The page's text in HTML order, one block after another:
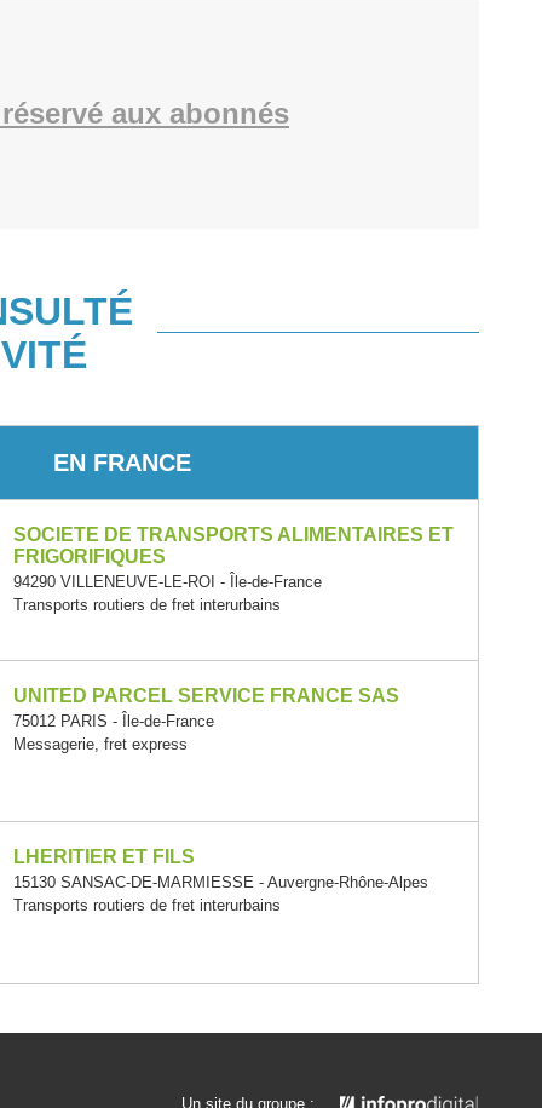
aux abonnés
EN FRANCE
SOCIETE DE TRANSPORTS ALIMENTAIRES ET
FRIGORIFIQUES
94290 VILLENEUVE-LE-ROI - Île-de-France
Transports routiers de fret interurbains
UNITED PARCEL SERVICE FRANCE SAS
75012 PARIS - Île-de-France
Messagerie, fret express
LHERITIER ET FILS
15130 SANSAC-DE-MARMIESSE - Auvergne-Rhône-Alpes
Transports routiers de fret interurbains
Un site du groupe :